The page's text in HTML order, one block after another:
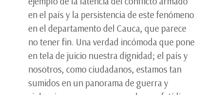
en el país y la persistencia de este fenómeno
en el departamento del Cauca, que parece
no tener fin. Una verdad incómoda que pone
en tela de juicio nuestra dignidad; el país y
nosotros, como ciudadanos, estamos tan
sumidos en un panorama de guerra y